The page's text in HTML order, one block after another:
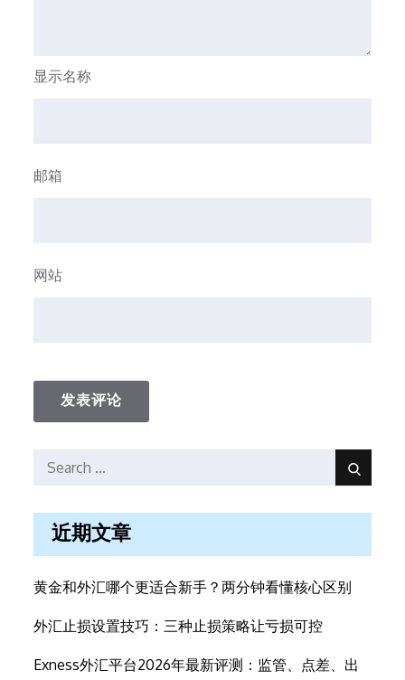
显示名称
邮箱
网站
Search
Search
近期文章
黄金和外汇哪个更适合新手？两分钟看懂核心区别
外汇止损设置技巧：三种止损策略让亏损可控
Exness外汇平台2026年最新评测：监管、点差、出